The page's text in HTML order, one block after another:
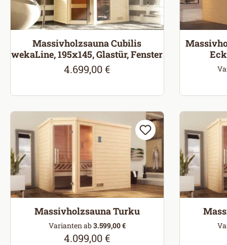
Massivholzsauna Cubilis
wekaLine, 195x145, Glastür, Fenster
Regulärer Preis:
4.699,00 €
Massivholzsauna Turku
Varianten ab3.599,00 €
Regulärer Preis:
4.099,00 €